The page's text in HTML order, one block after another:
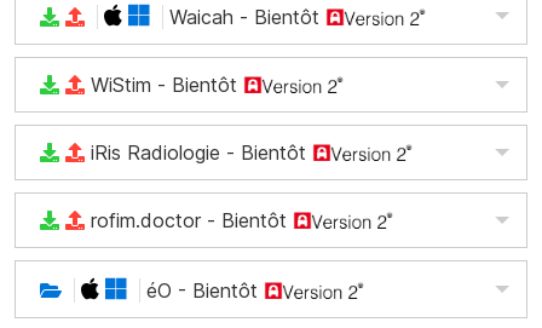
Waicah - Bientôt
WiStim - Bientôt
iRis Radiologie - Bientôt
rofim.doctor - Bientôt
éO - Bientôt